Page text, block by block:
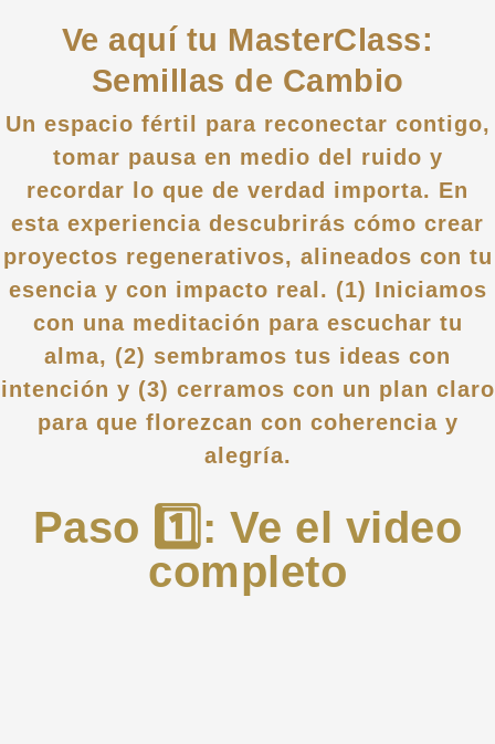
Ve aquí tu MasterClass:
Semillas de Cambio
Un espacio fértil para reconectar contigo,
tomar pausa en medio del ruido y
recordar lo que de verdad importa. En
esta experiencia descubrirás cómo crear
proyectos regenerativos, alineados con tu
esencia y con impacto real. (1) Iniciamos
con una meditación para escuchar tu
alma, (2) sembramos tus ideas con
intención y (3) cerramos con un plan claro
para que florezcan con coherencia y
alegría.
Paso 1️⃣: Ve el video
completo